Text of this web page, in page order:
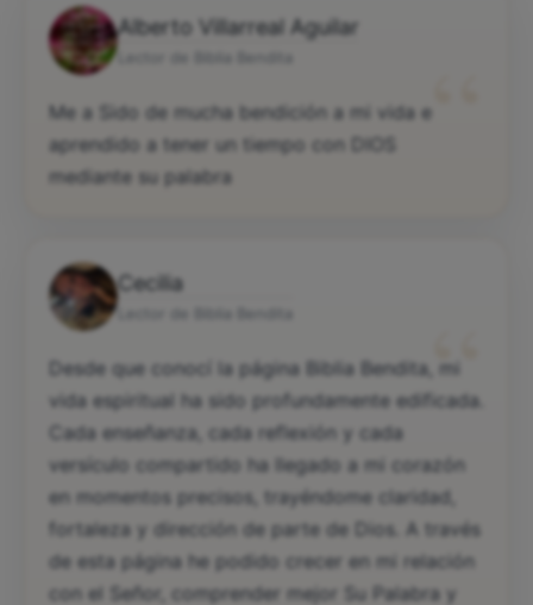
Alberto Villarreal Aguilar
“
Me a Sido de mucha bendición a mi vida e
aprendido a tener un tiempo con DIOS
mediante su palabra
Cecilia
“
Desde que conocí la página Biblia Bendita, mi
vida espiritual ha sido profundamente edificada.
Cada enseñanza, cada reflexión y cada
versículo compartido ha llegado a mi corazón
en momentos precisos, trayéndome claridad,
fortaleza y dirección de parte de Dios. A través
de esta página he podido crecer en mi relación
con el Señor, comprender mejor Su Palabra y